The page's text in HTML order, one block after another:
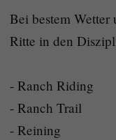
Bei bestem Wetter
Ritte in den
- Ranch Riding
- Ranch Trail
- Reining